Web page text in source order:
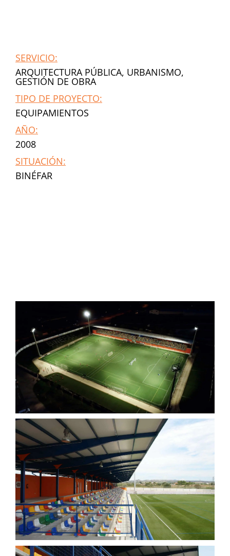
SERVICIO:
ARQUITECTURA PÚBLICA, URBANISMO,
GESTIÓN DE OBRA
TIPO DE PROYECTO:
EQUIPAMIENTOS
AÑO:
2008
SITUACIÓN:
BINÉFAR